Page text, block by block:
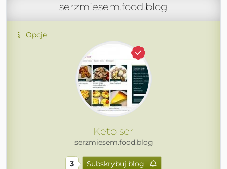
serzmiesem.food.blog
Opcje
Keto ser
serzmiesem.food.blog
3 Subskrybuj blog